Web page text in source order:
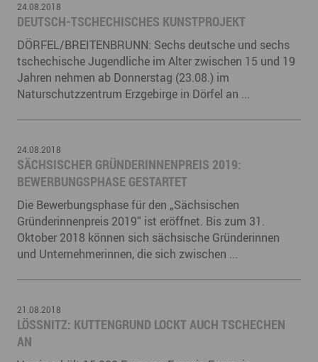
24.08.2018
DEUTSCH-TSCHECHISCHES KUNSTPROJEKT
DÖRFEL/BREITENBRUNN: Sechs deutsche und sechs
tschechische Jugendliche im Alter zwischen 15 und 19
Jahren nehmen ab Donnerstag (23.08.) im
Naturschutzzentrum Erzgebirge in Dörfel an ...
24.08.2018
​SÄCHSISCHER GRÜNDERINNENPREIS 2019:
BEWERBUNGSPHASE GESTARTET
Die Bewerbungsphase für den „Sächsischen
Gründerinnenpreis 2019“ ist eröffnet. Bis zum 31.
Oktober 2018 können sich sächsische Gründerinnen
und Unternehmerinnen, die sich zwischen ...
21.08.2018
LÖSSNITZ: KUTTENGRUND LOCKT AUCH TSCHECHEN A
N